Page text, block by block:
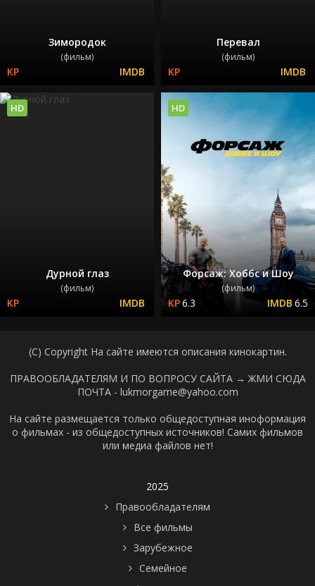
Зимородок
(фильм)
Перевал
(фильм)
Дурной глаз
(фильм)
HD
Форсаж: Хоббс и Шоу
(фильм)
6.3 6.5
HD
(C) Copyright На сайте имеются описания кинокартин.
ПРАВООБЛАДАТЕЛЯМ И ПО ВОПРОСУ САЙТА → ЖМИ СЮДА
ПОЧТА - lukmorgame@yahoo.com
На сайте размещается только общедоступная иноформация
о фильмах - из общедоступных источников! Самих фильмов
или медиа файлов нет!
2025
Правообладателям
Все фильмы
Зарубежное
Семейное